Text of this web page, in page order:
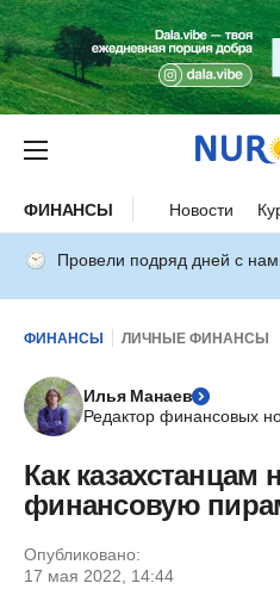
ФИНАНСЫ Новости
Провели подряд дней с
ФИНАНСЫ ЛИЧНЫЕ ФИНАНСЫ
Илья Манаев
Редактор финансовых
Как казахстанцам
финансовую
Опубликовано:
17 мая 2022, 14:44